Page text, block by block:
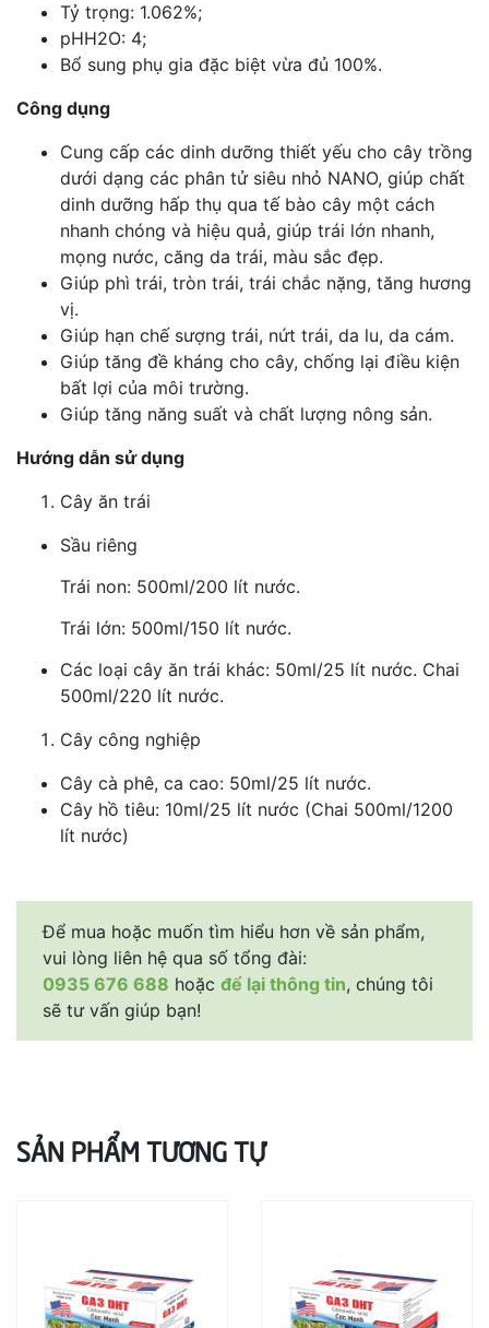
Tỷ trọng: 1.062%;
pHH2O: 4;
Bổ sung phụ gia đặc biệt vừa đủ 100%.
Công dụng
Cung cấp các dinh dưỡng thiết yếu cho cây trồng
dưới dạng các phân tử siêu nhỏ NANO, giúp chất
dinh dưỡng hấp thụ qua tế bào cây một cách
nhanh chóng và hiệu quả, giúp trái lớn nhanh,
mọng nước, căng da trái, màu sắc đẹp.
Giúp phì trái, tròn trái, trái chắc nặng, tăng hương
vị.
Giúp hạn chế sượng trái, nứt trái, da lu, da cám.
Giúp tăng đề kháng cho cây, chống lại điều kiện
bất lợi của môi trường.
Giúp tăng năng suất và chất lượng nông sản.
Hướng dẫn sử dụng
Cây ăn trái
Sầu riêng
Trái non: 500ml/200 lít nước.
Trái lớn: 500ml/150 lít nước.
Các loại cây ăn trái khác: 50ml/25 lít nước. Chai
500ml/220 lít nước.
Cây công nghiệp
Cây cà phê, ca cao: 50ml/25 lít nước.
Cây hồ tiêu: 10ml/25 lít nước (Chai 500ml/1200
lít nước)
Để mua hoặc muốn tìm hiểu hơn về sản phẩm,
vui lòng liên hệ qua số tổng đài:
0935 676 688 hoặc để lại thông tin, chúng tôi
sẽ tư vấn giúp bạn!
SẢN PHẨM TƯƠNG TỰ